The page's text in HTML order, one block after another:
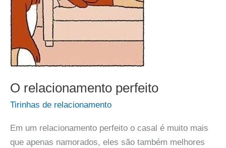
O relacionamento perfeito
Tirinhas de relacionamento
Em um relacionamento perfeito o casal é muito mais
que apenas namorados, eles são também melhores